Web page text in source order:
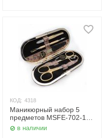
КОД: 4318
Маникюрный набор 5
предметов MSFE-702-1 G
Zinger
в наличии